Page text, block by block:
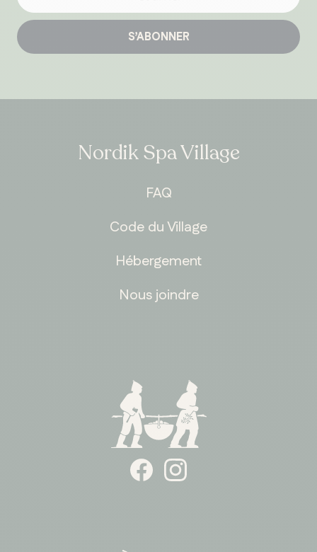
ONTARIO
S’ABONNER
Nordik Spa Village
FAQ
Code du Village
Hébergement
Nous joindre